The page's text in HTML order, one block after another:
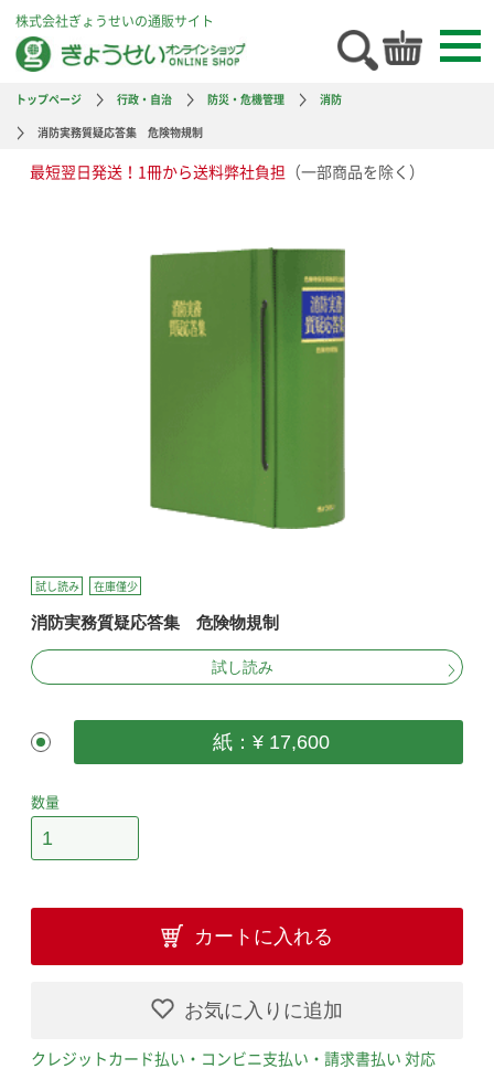
株式会社ぎょうせいの通販サイト
トップページ 行政・自治 防災・危機管理
消防
消防実務質疑応答集 危険物規制
最短翌日発送！1冊から送料弊社負担 （一部商品を除く）
試し読み 在庫僅少
消防実務質疑応答集 危険物規制
試し読み
紙：¥ 17,600
数量
カートに入れる
お気に入りに追加
クレジットカード払い・コンビニ支払い・請求書払い 対応